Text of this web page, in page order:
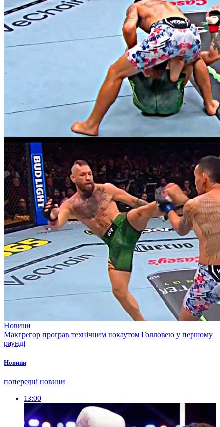
Новини
Макгрегор програв технічним нокаутом Голловею у першому
раунді
Новини
попередні новини
13:00